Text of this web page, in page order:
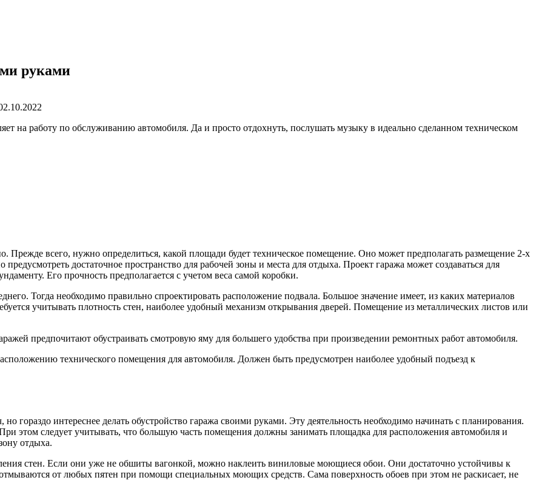
руками
на работу по обслуживанию автомобиля. Да и просто отдохнуть, послушать музыку в идеально сделанном техническом
Прежде всего, нужно определиться, какой площади будет техническое помещение. Оно может предполагать размещение 2-х
достаточное пространство для рабочей зоны и места для отдыха. Проект гаража может создаваться для
Его прочность предполагается с учетом веса самой коробки.
Тогда необходимо правильно спроектировать расположение подвала. Большое значение имеет, из каких материалов
учитывать плотность стен, наиболее удобный механизм открывания дверей. Помещение из металлических листов или
предпочитают обустраивать смотровую яму для большего удобства при произведении ремонтных работ автомобиля.
технического помещения для автомобиля. Должен быть предусмотрен наиболее удобный подъезд к
гораздо интереснее делать обустройство гаража своими руками. Эту деятельность необходимо начинать с планирования.
этом следует учитывать, что большую часть помещения должны занимать площадка для расположения автомобиля и
отдыха.
стен. Если они уже не обшиты вагонкой, можно наклеить виниловые моющиеся обои. Они достаточно устойчивы к
от любых пятен при помощи специальных моющих средств. Сама поверхность обоев при этом не раскисает, не